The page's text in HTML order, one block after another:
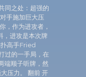
同之处：超强的
手施加巨大压
，作为进攻者，
，进攻是本次牌
扑高手Fried
的一手局，在
端顺子听牌，然
压力。 翻前 开